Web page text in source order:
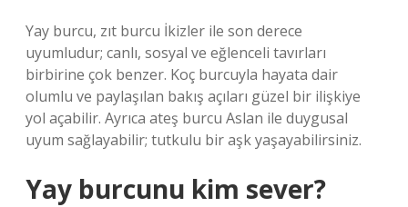
Yay burcu, zıt burcu İkizler ile son derece
uyumludur; canlı, sosyal ve eğlenceli tavırları
birbirine çok benzer. Koç burcuyla hayata dair
olumlu ve paylaşılan bakış açıları güzel bir ilişkiye
yol açabilir. Ayrıca ateş burcu Aslan ile duygusal
uyum sağlayabilir; tutkulu bir aşk yaşayabilirsiniz.
Yay burcunu kim sever?